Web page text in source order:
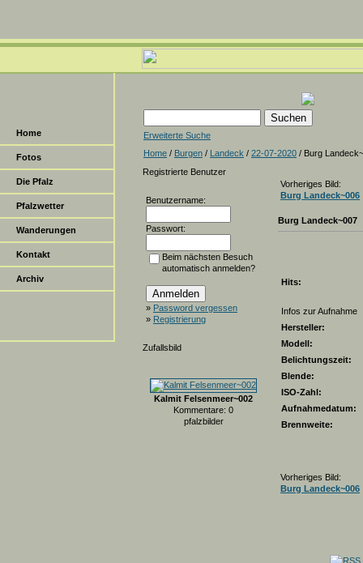
Home
Fotos
Die Pfalz
Pfalzwetter
Wanderungen
Kontakt
Archiv
Erweiterte Suche
Home / Burgen / Landeck / 22-07-2020 / Burg
Registrierte Benutzer
Benutzername:
Passwort:
Beim nächsten Besuch
automatisch anmelden?
» Password vergessen
» Registrierung
Zufallsbild
Kalmit Felsenmeer~002
Kommentare: 0
pfalzbilder
Vorheriges Bild:
Burg Landeck~006
Burg Landeck~007
Hits:
Infos zur Aufnahme
Hersteller:
Modell:
Belichtungszeit:
Blende:
ISO-Zahl:
Aufnahmedatum:
Brennweite:
Vorheriges Bild:
Burg Landeck~006